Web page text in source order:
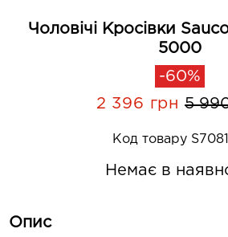
Чоловічі Кросівки
5000
-60%
2 396 грн 5
Код товару
Немає в
Опис